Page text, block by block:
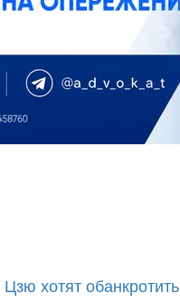
хотят обанкротить